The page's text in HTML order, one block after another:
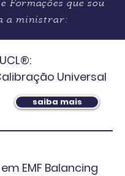
Formações que sou
a ministrar:
Universal
saiba mais
EMF Balancing